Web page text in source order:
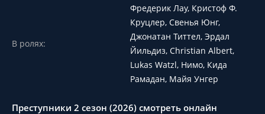
В ролях:
Фредерик Лау, Кристоф Ф.
Круцлер, Свенья Юнг,
Джонатан Титтел, Эрдал
Йильдиз, Christian Albert,
Lukas Watzl, Нимо, Кида
Рамадан, Майя Унгер
Преступники 2 сезон (2026) смотреть онлайн